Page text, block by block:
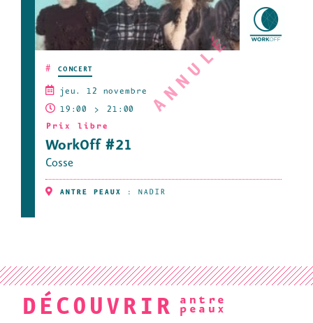
ANNULÉ
# CONCERT
jeu. 12 novembre
19:00 21:00
Prix libre
WorkOff #21
Cosse
ANTRE PEAUX : NADIR
DÉCOUVRIR